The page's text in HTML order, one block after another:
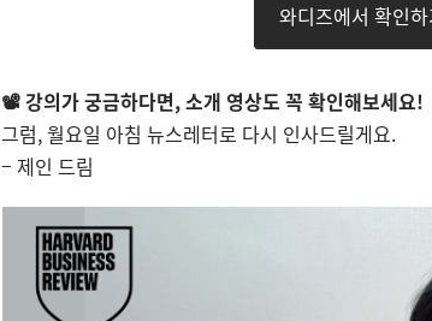
와디즈에서 확인하
📽️ 강의가 궁금하다면, 소개 영상도 꼭 확인해보세요!
그럼, 월요일 아침 뉴스레터로 다시 인사드릴게요.
– 제인 드림